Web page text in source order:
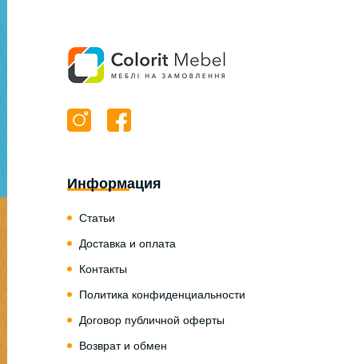
Информация
Статьи
Доставка и оплата
Контакты
Политика конфиденциальности
Договор публичной оферты
Возврат и обмен